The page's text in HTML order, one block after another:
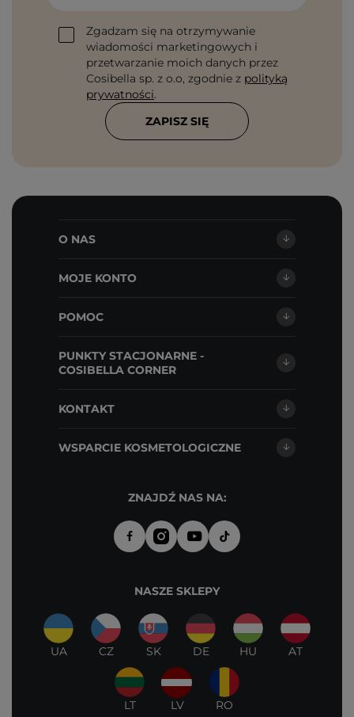
Zgadzam się na otrzymywanie
wiadomości marketingowych i
przetwarzanie moich danych przez
Cosibella sp. z o.o, zgodnie z polityką
prywatności.
ZAPISZ SIĘ
O NAS
MOJE KONTO
POMOC
PUNKTY STACJONARNE -
COSIBELLA CORNER
KONTAKT
WSPARCIE KOSMETOLOGICZNE
ZNAJDŹ NAS NA:
NASZE SKLEPY
UA CZ SK DE HU AT
LT LV RO